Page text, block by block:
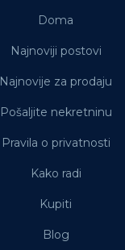
Doma
Najnoviji postovi
Najnovije za prodaju
Pošaljite nekretninu
Pravila o privatnosti
Kako radi
Kupiti
Blog